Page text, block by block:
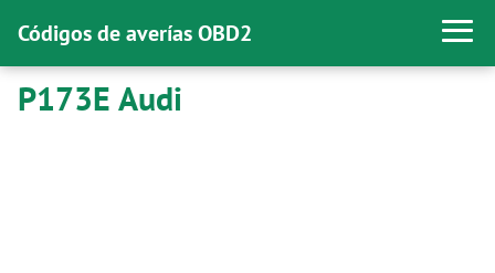
Códigos de averías OBD2
P173E Audi